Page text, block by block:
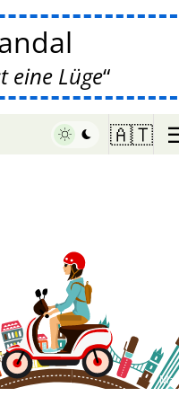
eine Lüge
🇦🇹
♥